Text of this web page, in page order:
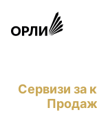
Сервизи за